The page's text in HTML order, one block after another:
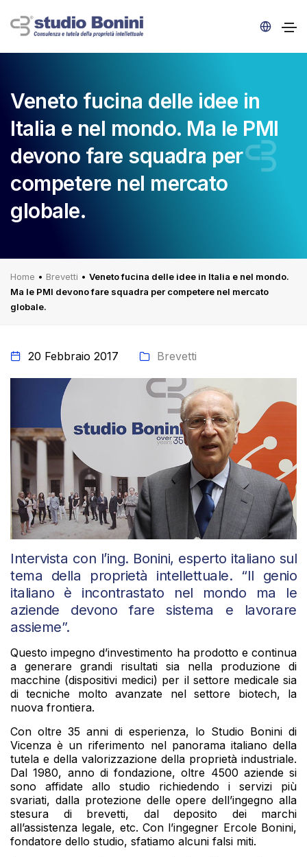
Veneto fucina delle idee in
Italia e nel mondo. Ma le PMI
devono fare squadra per
competere nel mercato
globale.
Home • Brevetti • Veneto fucina delle idee in Italia e nel mondo.
Ma le PMI devono fare squadra per competere nel mercato
globale.
20 Febbraio 2017 Brevetti
Intervista con l’ing. Bonini, esperto italiano sul
tema della proprietà intellettuale. “Il genio
italiano è incontrastato nel mondo ma le
aziende devono fare sistema e lavorare
assieme”.
Questo impegno d’investimento ha prodotto e continua
a generare grandi risultati sia nella produzione di
macchine (dispositivi medici) per il settore medicale sia
di tecniche molto avanzate nel settore biotech, la
nuova frontiera.
Con oltre 35 anni di esperienza, lo Studio Bonini di
Vicenza è un riferimento nel panorama italiano della
tutela e della valorizzazione della proprietà industriale.
Dal 1980, anno di fondazione, oltre 4500 aziende si
sono affidate allo studio richiedendo i servizi più
svariati, dalla protezione delle opere dell’ingegno alla
stesura di brevetti, dal deposito dei marchi
all’assistenza legale, etc. Con l’ingegner Ercole Bonini,
fondatore dello studio, sfatiamo alcuni falsi miti.